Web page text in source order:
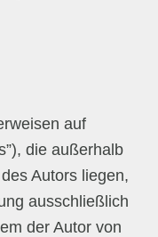
auf
die außerhalb
Autors liegen,
ausschließlich
der Autor von